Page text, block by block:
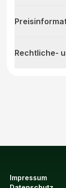
Rechtliche-
Impressum